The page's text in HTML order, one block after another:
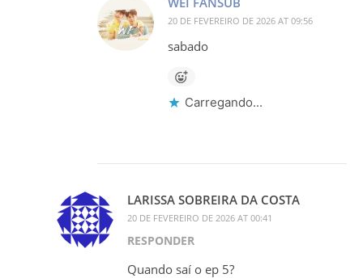
20 DE FEVEREIRO DE 2026 AT 09:56
sabado
Carregando...
LARISSA SOBREIRA DA COSTA
20 DE FEVEREIRO DE 2026 AT 00:41
RESPONDER
Quando saí o ep 5?